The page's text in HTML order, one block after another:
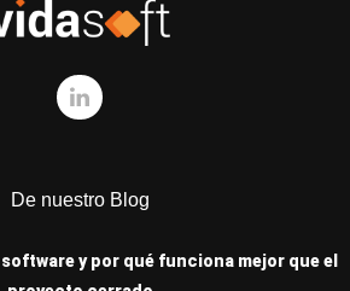
De nuestro Blog
y por qué funciona mejor que el